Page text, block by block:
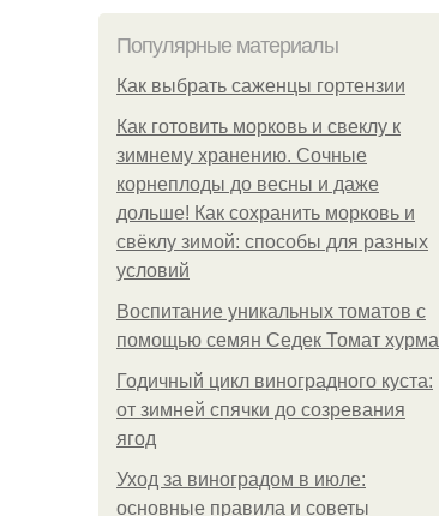
Популярные материалы
Как выбрать саженцы гортензии
Как готовить морковь и свеклу к
зимнему хранению. Сочные
корнеплоды до весны и даже
дольше! Как сохранить морковь и
свёклу зимой: способы для разных
условий
Воспитание уникальных томатов с
помощью семян Седек Томат хурма
Годичный цикл виноградного куста:
от зимней спячки до созревания
ягод
Уход за виноградом в июле:
основные правила и советы